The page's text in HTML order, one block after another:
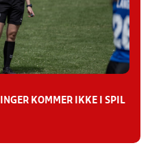
KOMMER IKKE I SPIL